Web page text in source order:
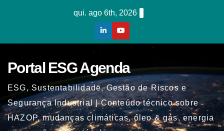
qui. ago 6th, 2026
Portal ESG Agenda
ESG, Sustentabilidade, Gestão de Riscos e
Segurança Industrial | Conteúdo técnico sobre
HAZOP, mudanças climáticas, óleo & gás, energia